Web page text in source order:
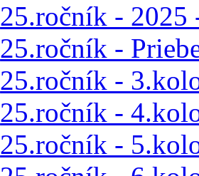
25.ročník - 2025
25.ročník -
25.ročník -
25.ročník -
25.ročník -